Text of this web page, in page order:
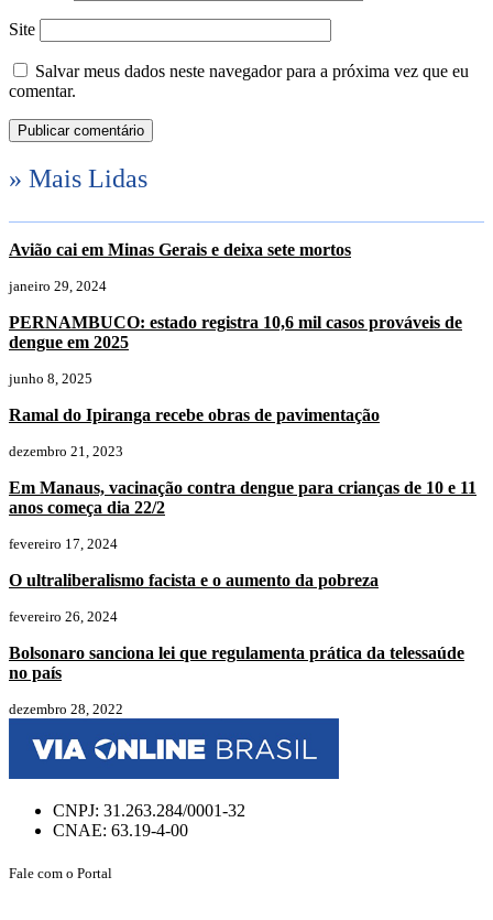
Site
Salvar meus dados neste navegador para a próxima vez que eu
comentar.
» Mais Lidas
Avião cai em Minas Gerais e deixa sete mortos
janeiro 29, 2024
PERNAMBUCO: estado registra 10,6 mil casos prováveis de
dengue em 2025
junho 8, 2025
Ramal do Ipiranga recebe obras de pavimentação
dezembro 21, 2023
Em Manaus, vacinação contra dengue para crianças de 10 e 11
anos começa dia 22/2
fevereiro 17, 2024
O ultraliberalismo facista e o aumento da pobreza
fevereiro 26, 2024
Bolsonaro sanciona lei que regulamenta prática da telessaúde
no país
dezembro 28, 2022
CNPJ: 31.263.284/0001-32
CNAE: 63.19-4-00
Fale com o Portal